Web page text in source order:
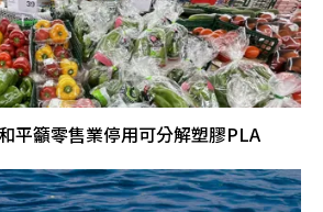
平籲零售業停用可分解塑膠PLA